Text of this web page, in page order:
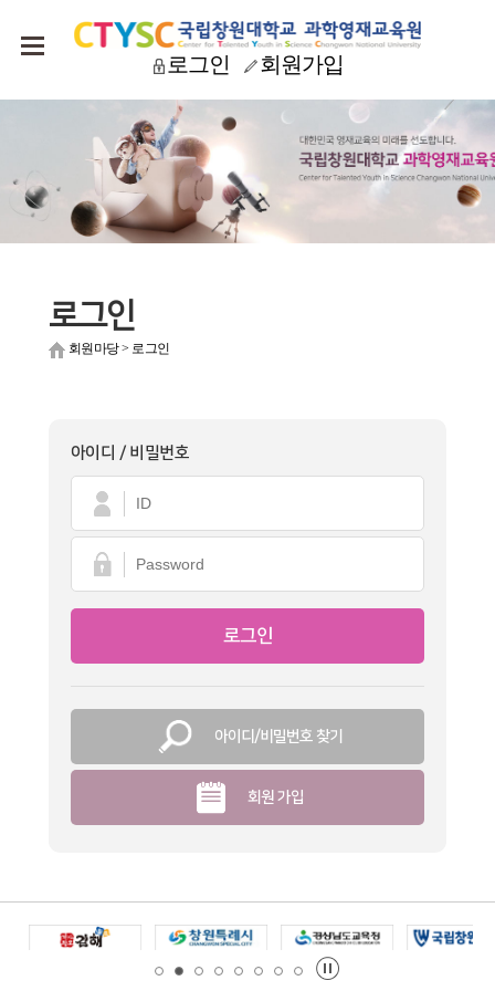
로그인 회원가입
로그인
회원마당> 로그인
아이디 / 비밀번호
아이디/비밀번호 찾기
회원 가입